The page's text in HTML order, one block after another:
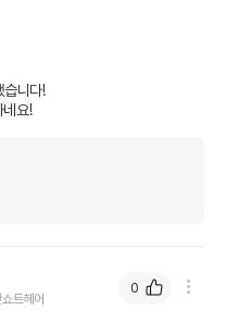
습니다!
요!
트헤어
0